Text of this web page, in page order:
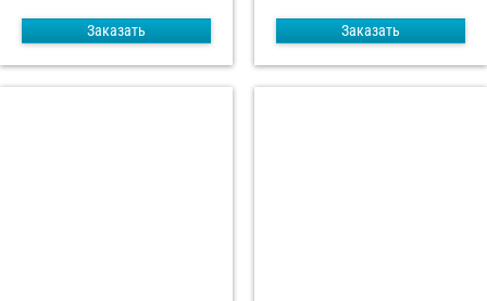
Заказать Заказать